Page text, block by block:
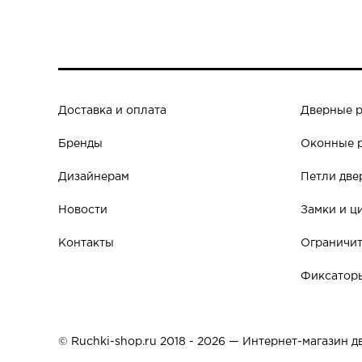
Доставка и оплата
Бренды
Дизайнерам
Новости
Контакты
Дверные
Оконные
Петли
Замки и
© Ruchki-shop.ru 2018 - 2026 — Интернет-магазин